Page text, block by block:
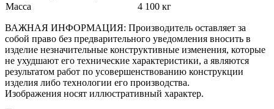
Масса
4 100 кг
ВАЖНАЯ ИНФОРМАЦИЯ: Производитель оставляет за
собой право без предварительного уведомления вносить в
изделие незначительные конструктивные изменения, которые
не ухудшают его технические характеристики, а являются
результатом работ по усовершенствованию конструкции
изделия либо технологии его производства.
Изображения носят иллюстративный характер.